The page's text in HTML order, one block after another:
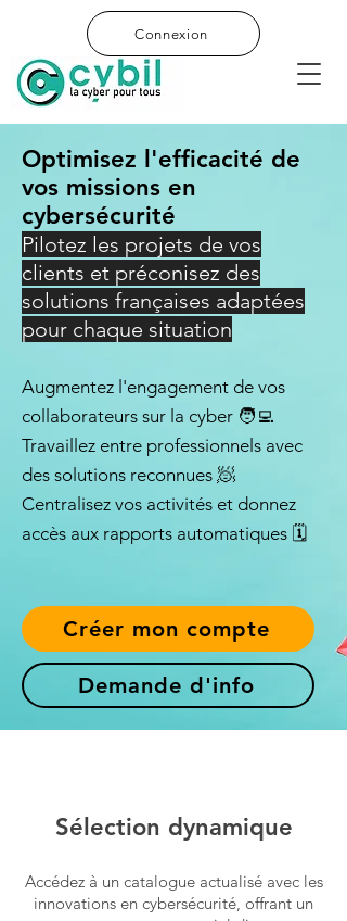
Connexion
Optimisez l'efficacité de
vos missions en
cybersécurité
Pilotez les projets de vos
clients et préconisez des
solutions françaises adaptées
pour chaque situation
Augmentez l'engagement de vos
collaborateurs sur la cyber 🧑‍💻
Travaillez entre professionnels avec
des solutions reconnues 🧖
Centralisez vos activités et donnez
accès aux rapports automatiques 🗓️
Créer mon compte
Demande d'info
Sélection dynamique
Accédez à un catalogue actualisé avec les
innovations en cybersécurité, offrant un